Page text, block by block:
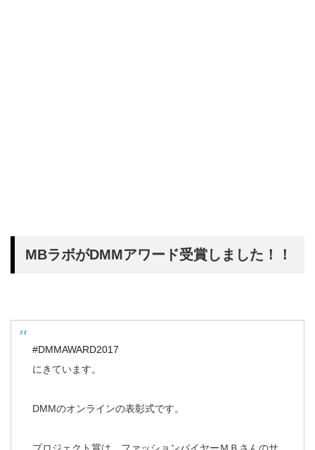
MBラボがDMMアワード受賞しました！！
#DMMAWARD2017
にきています。
DMMのオンラインの表彰式です。